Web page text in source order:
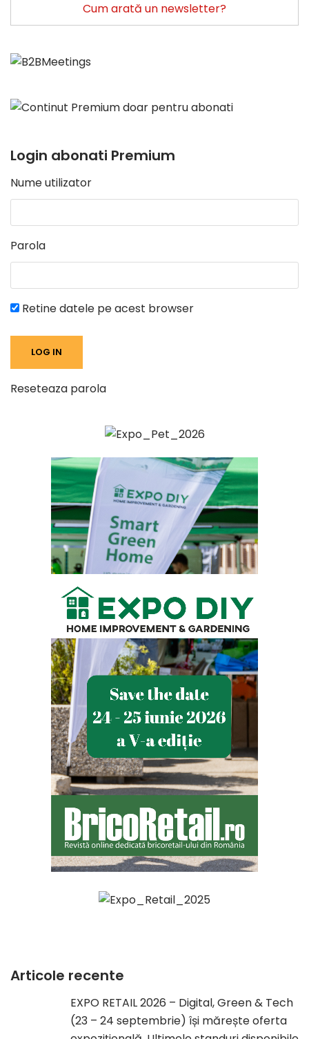
Cum arată un newsletter?
Login abonati Premium
Nume utilizator
Parola
Retine datele pe acest browser
Reseteaza parola
Articole recente
EXPO RETAIL 2026 – Digital, Green & Tech
(23 – 24 septembrie) își mărește oferta